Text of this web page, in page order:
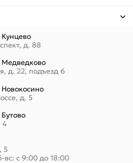
д. 88
д. 22, подъезд 6
д. 5
4
5
вс: с 9:00 до 18:00